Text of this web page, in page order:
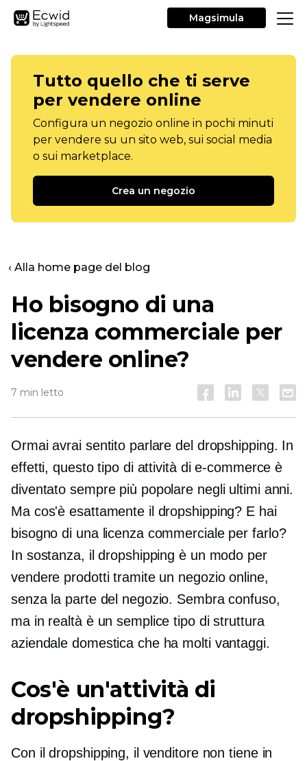
Magsimula
Tutto quello che ti serve
per vendere online
Configura un negozio online in pochi minuti
per vendere su un sito web, sui social media
o sui marketplace.
Crea un negozio
‹ Alla home page del blog
Ho bisogno di una
licenza commerciale per
vendere online?
7 min letto
Ormai avrai sentito parlare del dropshipping. In
effetti, questo tipo di attività di e-commerce è
diventato sempre più popolare negli ultimi anni.
Ma cos'è esattamente il dropshipping? E hai
bisogno di una licenza commerciale per farlo?
In sostanza, il dropshipping è un modo per
vendere prodotti tramite un negozio online,
senza la parte del negozio. Sembra confuso,
ma in realtà è un semplice tipo di struttura
aziendale domestica che ha molti vantaggi.
Cos'è un'attività di
dropshipping?
Con il dropshipping, il venditore non tiene in